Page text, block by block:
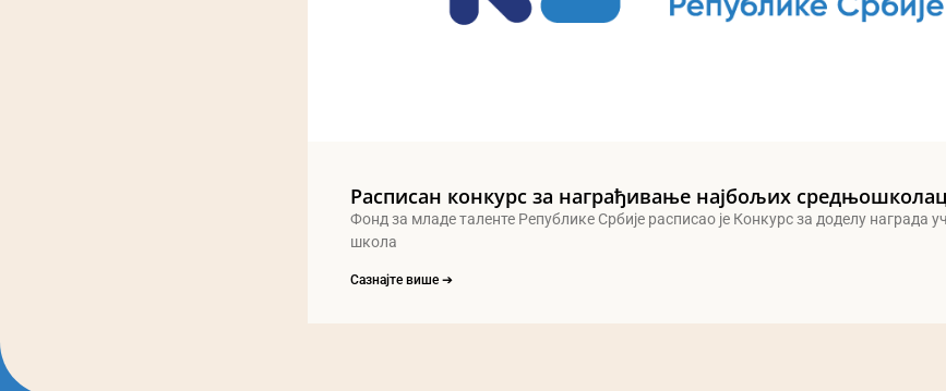
Расписан конкурс за награђивање најбољих
Фонд за младе таленте Републике Србије расписао је Конкурс за доделу награда
школа
Сазнајте више ➔